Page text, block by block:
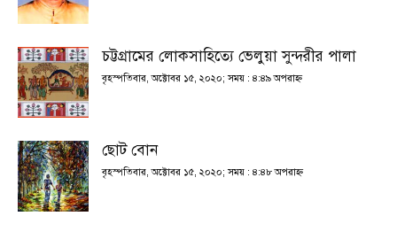
চট্টগ্রামের লোকসাহিত্যে ভেলুয়া সুন্দরীর পালা
বৃহস্পতিবার, অক্টোবর ১৫, ২০২০; সময় : ৪:৪৯ অপরাহ্ণ
ছোট বোন
বৃহস্পতিবার, অক্টোবর ১৫, ২০২০; সময় : ৪:৪৮ অপরাহ্ণ